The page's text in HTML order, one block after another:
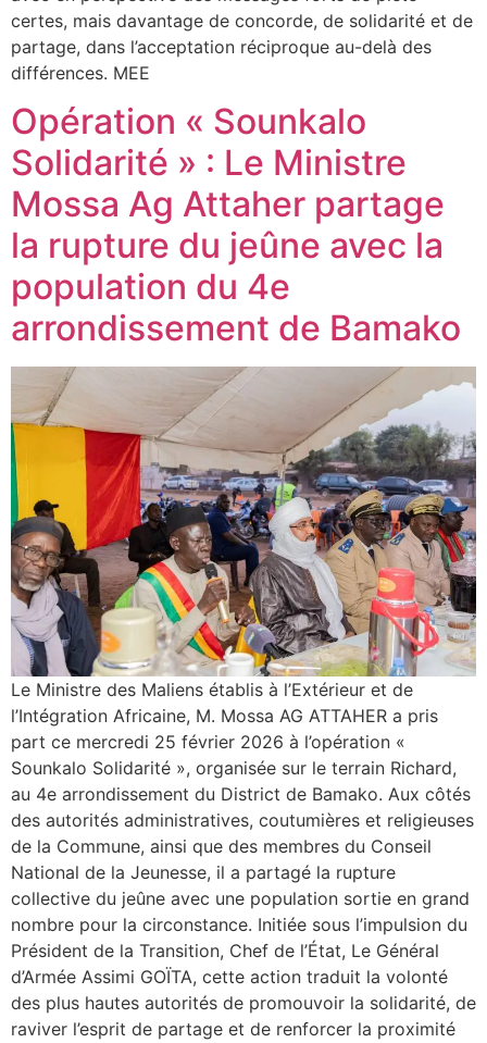
certes, mais davantage de concorde, de solidarité et de
partage, dans l’acceptation réciproque au-delà des
différences. MEE
Opération « Sounkalo
Solidarité » : Le Ministre
Mossa Ag Attaher partage
la rupture du jeûne avec la
population du 4e
arrondissement de Bamako
Le Ministre des Maliens établis à l’Extérieur et de
l’Intégration Africaine, M. Mossa AG ATTAHER a pris
part ce mercredi 25 février 2026 à l’opération «
Sounkalo Solidarité », organisée sur le terrain Richard,
au 4e arrondissement du District de Bamako. Aux côtés
des autorités administratives, coutumières et religieuses
de la Commune, ainsi que des membres du Conseil
National de la Jeunesse, il a partagé la rupture
collective du jeûne avec une population sortie en grand
nombre pour la circonstance. Initiée sous l’impulsion du
Président de la Transition, Chef de l’État, Le Général
d’Armée Assimi GOÏTA, cette action traduit la volonté
des plus hautes autorités de promouvoir la solidarité, de
raviver l’esprit de partage et de renforcer la proximité